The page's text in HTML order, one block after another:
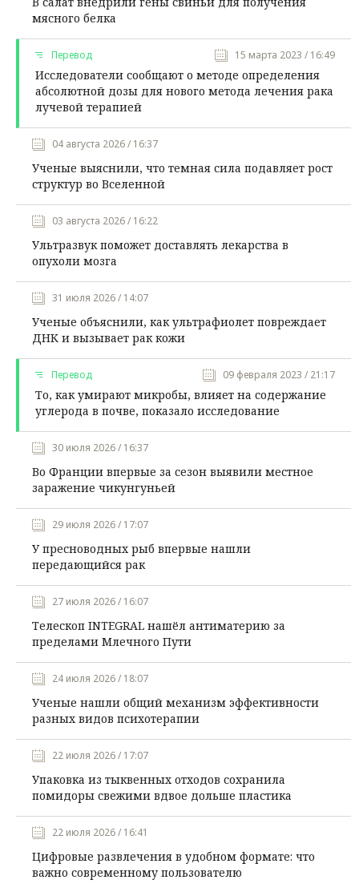
мясного белка
Перевод 15 марта 2023 / 16:49
Исследователи сообщают о методе определения
абсолютной дозы для нового метода лечения рака
лучевой терапией
04 августа 2026 / 16:37
Ученые выяснили, что темная сила подавляет рост
структур во Вселенной
03 августа 2026 / 16:22
Ультразвук поможет доставлять лекарства в
опухоли мозга
31 июля 2026 / 14:07
Ученые объяснили, как ультрафиолет повреждает
ДНК и вызывает рак кожи
Перевод 09 февраля 2023 / 21:17
То, как умирают микробы, влияет на содержание
углерода в почве, показало исследование
30 июля 2026 / 16:37
Во Франции впервые за сезон выявили местное
заражение чикунгуньей
29 июля 2026 / 17:07
У пресноводных рыб впервые нашли
передающийся рак
27 июля 2026 / 16:07
Телескоп INTEGRAL нашёл антиматерию за
пределами Млечного Пути
24 июля 2026 / 18:07
Ученые нашли общий механизм эффективности
разных видов психотерапии
22 июля 2026 / 17:07
Упаковка из тыквенных отходов сохранила
помидоры свежими вдвое дольше пластика
22 июля 2026 / 16:41
Цифровые развлечения в удобном формате: что
важно современному пользователю